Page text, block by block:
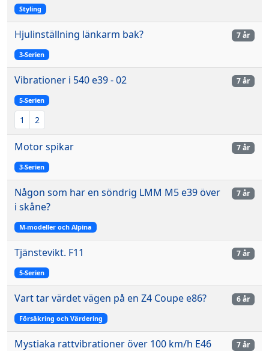
Styling
Hjulinställning länkarm bak?
3-Serien
7 år
Vibrationer i 540 e39 - 02
5-Serien
1 2
7 år
Motor spikar
3-Serien
7 år
Någon som har en söndrig LMM M5 e39 över
i skåne?
M-modeller och Alpina
7 år
Tjänstevikt. F11
5-Serien
7 år
Vart tar värdet vägen på en Z4 Coupe e86?
Försäkring och Värdering
6 år
Mystiaka rattvibrationer över 100 km/h E46 7 år